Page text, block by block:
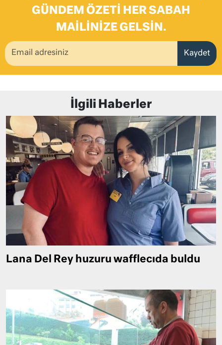
GÜNDEM ÖZETI HER SABAH
MAILINIZE GELSIN.
Kaydet
İlgili Haberler
Lana Del Rey huzuru wafflecıda buldu